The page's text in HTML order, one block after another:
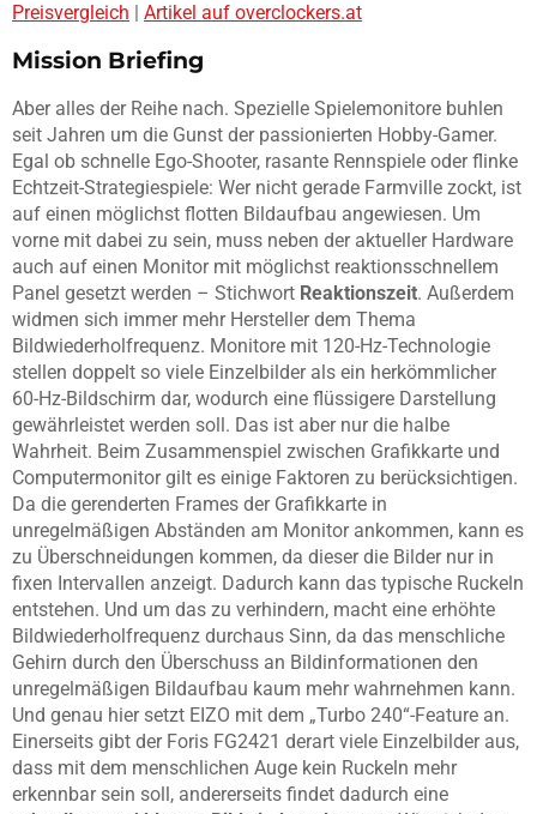
Preisvergleich
Artikel auf overclockers.at
Mission Briefing
Aber alles der Reihe nach. Spezielle Spielemonitore buhlen
seit Jahren um die Gunst der passionierten Hobby-Gamer.
Egal ob schnelle Ego-Shooter, rasante Rennspiele oder flinke
Echtzeit-Strategiespiele: Wer nicht gerade Farmville zockt, ist
auf einen möglichst flotten Bildaufbau angewiesen. Um
vorne mit dabei zu sein, muss neben der aktueller Hardware
auch auf einen Monitor mit möglichst reaktionsschnellem
Panel gesetzt werden – Stichwort Reaktionszeit. Außerdem
widmen sich immer mehr Hersteller dem Thema
Bildwiederholfrequenz. Monitore mit 120-Hz-Technologie
stellen doppelt so viele Einzelbilder als ein herkömmlicher
60-Hz-Bildschirm dar, wodurch eine flüssigere Darstellung
gewährleistet werden soll. Das ist aber nur die halbe
Wahrheit. Beim Zusammenspiel zwischen Grafikkarte und
Computermonitor gilt es einige Faktoren zu berücksichtigen.
Da die gerenderten Frames der Grafikkarte in
unregelmäßigen Abständen am Monitor ankommen, kann es
zu Überschneidungen kommen, da dieser die Bilder nur in
fixen Intervallen anzeigt. Dadurch kann das typische Ruckeln
entstehen. Und um das zu verhindern, macht eine erhöhte
Bildwiederholfrequenz durchaus Sinn, da das menschliche
Gehirn durch den Überschuss an Bildinformationen den
unregelmäßigen Bildaufbau kaum mehr wahrnehmen kann.
Und genau hier setzt EIZO mit dem „Turbo 240“-Feature an.
Einerseits gibt der Foris FG2421 derart viele Einzelbilder aus,
dass mit dem menschlichen Auge kein Ruckeln mehr
erkennbar sein soll, andererseits findet dadurch eine